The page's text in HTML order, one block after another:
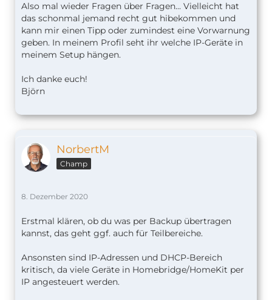
Also mal wieder Fragen über Fragen... Vielleicht hat
das schonmal jemand recht gut hibekommen und
kann mir einen Tipp oder zumindest eine Vorwarnung
geben. In meinem Profil seht ihr welche IP-Geräte in
meinem Setup hängen.
Ich danke euch!
Björn
NorbertM
Champ
8. Dezember 2020
Erstmal klären, ob du was per Backup übertragen
kannst, das geht ggf. auch für Teilbereiche.
Ansonsten sind IP-Adressen und DHCP-Bereich
kritisch, da viele Geräte in Homebridge/HomeKit per
IP angesteuert werden.